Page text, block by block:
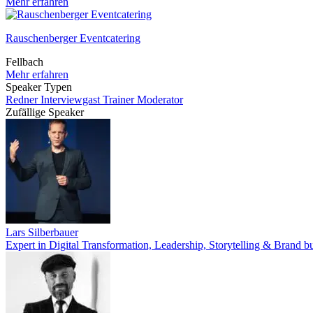
Rauschenberger Eventcatering
Fellbach
Mehr erfahren
Speaker Typen
RednerInterviewgast TrainerModerator
Zufällige Speaker
Lars Silberbauer
Expert in Digital Transformation, Leadership, Storytelling & Brand